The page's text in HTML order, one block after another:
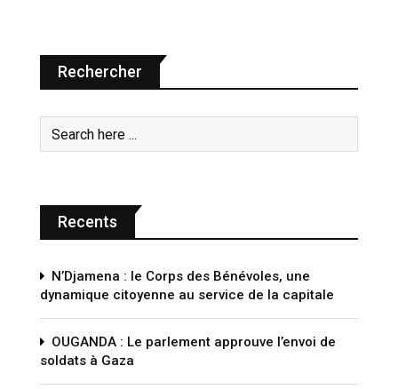
Rechercher
Recents
N’Djamena : le Corps des Bénévoles, une
dynamique citoyenne au service de la capitale
OUGANDA : Le parlement approuve l’envoi de
soldats à Gaza